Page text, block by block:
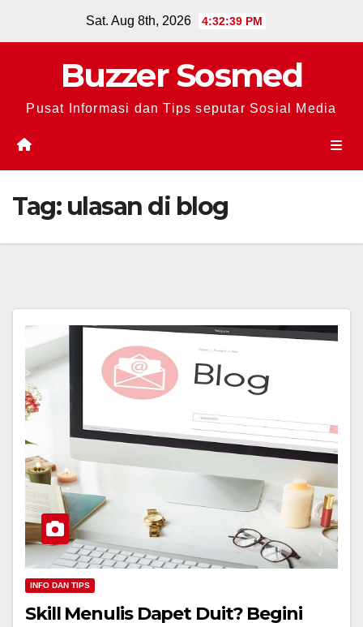
Sat. Aug 8th, 2026 4:32:39 PM
Buzzer Sosmed
Pusat Informasi dan Tips seputar Sosial Media
Tag: ulasan di blog
INFO DAN TIPS
Skill Menulis Dapet Duit? Begini